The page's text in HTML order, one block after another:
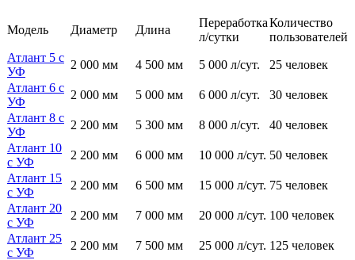
Модель Диаметр Длина
Переработка
л/сутки
Количество
пользователей
Атлант 5 с
УФ
2 000 мм 4 500 мм 5 000 л/сут.
25 человек
Атлант 6 с
УФ
2 000 мм 5 000 мм 6 000 л/сут.
30 человек
Атлант 8 с
УФ
2 200 мм 5 300 мм 8 000 л/сут.
40 человек
Атлант 10
с УФ
2 200 мм 6 000 мм 10 000 л/сут. 50 человек
Атлант 15
с УФ
2 200 мм 6 500 мм 15 000 л/сут. 75 человек
Атлант 20
с УФ
2 200 мм 7 000 мм 20 000 л/сут. 100 человек
Атлант 25
с УФ
2 200 мм 7 500 мм 25 000 л/сут. 125 человек